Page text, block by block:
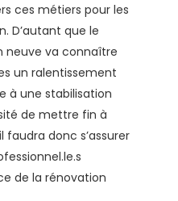
ces métiers pour les
D’autant que le
neuve va connaître
un ralentissement
à une stabilisation
de mettre fin à
faudra donc s’assurer
de la rénovation